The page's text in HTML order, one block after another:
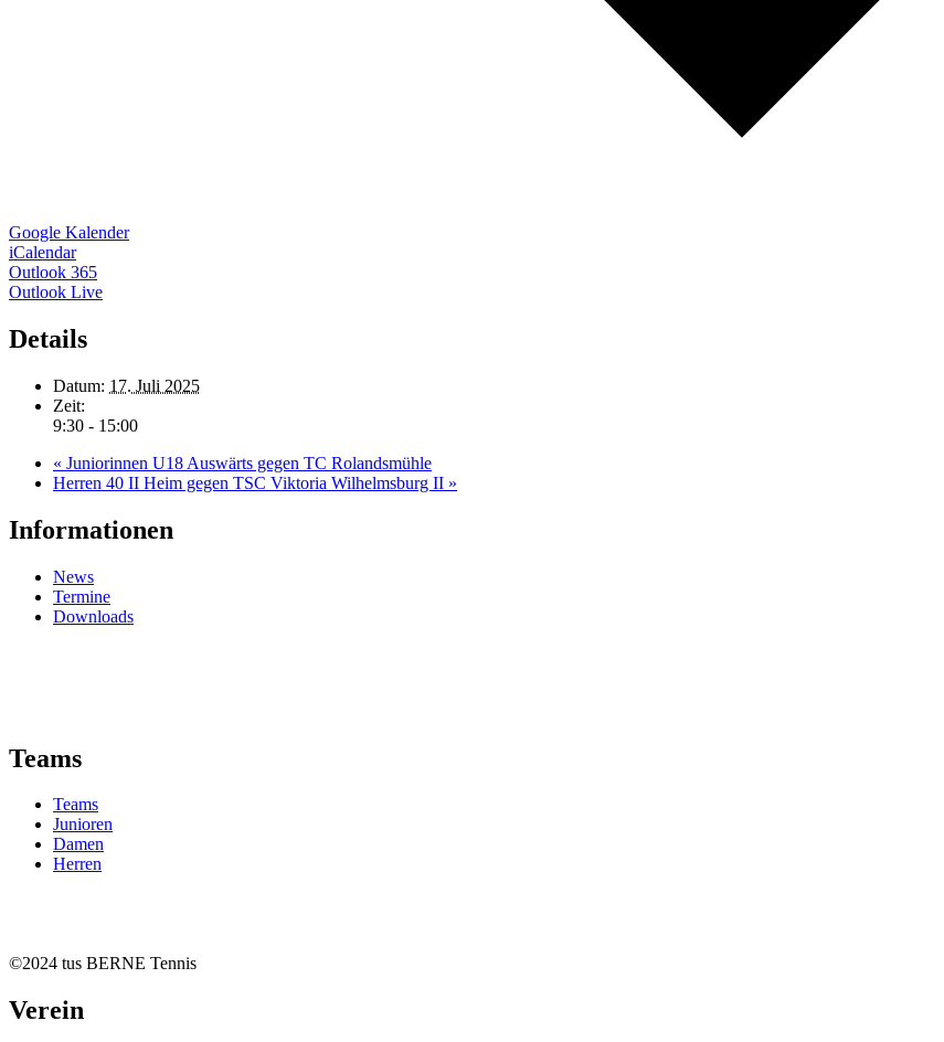
Google Kalender
iCalendar
Outlook 365
Outlook Live
Details
Datum: 17. Juli 2025
Zeit:
9:30 - 15:00
« Juniorinnen U18 Auswärts gegen TC Rolandsmühle
Herren 40 II Heim gegen TSC Viktoria Wilhelmsburg II »
Informationen
News
Termine
Downloads
Teams
Teams
Junioren
Damen
Herren
©2024 tus BERNE Tennis
Verein